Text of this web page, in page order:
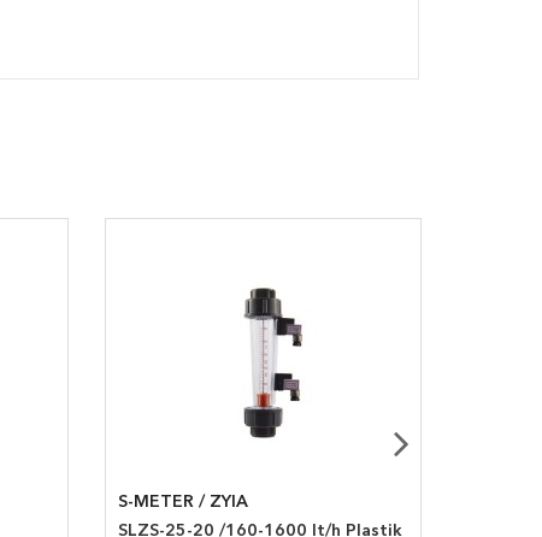
S-METER / ZYIA
SLZS-25-20 /160-1600 lt/h Plastik